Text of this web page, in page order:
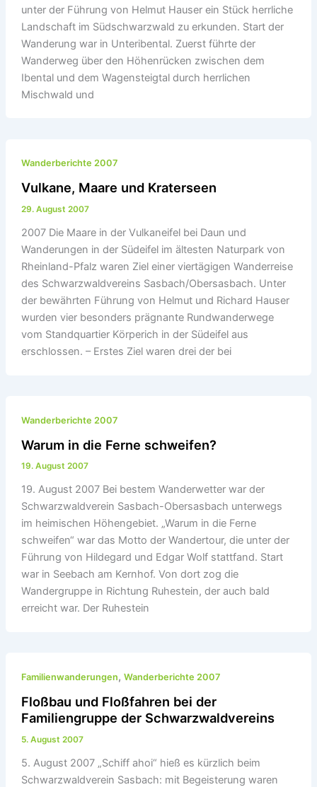
unter der Führung von Helmut Hauser ein Stück herrliche
Landschaft im Südschwarzwald zu erkunden. Start der
Wanderung war in Unteribental. Zuerst führte der
Wanderweg über den Höhenrücken zwischen dem
Ibental und dem Wagensteigtal durch herrlichen
Mischwald und
Wanderberichte 2007
Vulkane, Maare und Kraterseen
29. August 2007
2007 Die Maare in der Vulkaneifel bei Daun und
Wanderungen in der Südeifel im ältesten Naturpark von
Rheinland-Pfalz waren Ziel einer viertägigen Wanderreise
des Schwarzwaldvereins Sasbach/Obersasbach. Unter
der bewährten Führung von Helmut und Richard Hauser
wurden vier besonders prägnante Rundwanderwege
vom Standquartier Körperich in der Südeifel aus
erschlossen. – Erstes Ziel waren drei der bei
Wanderberichte 2007
Warum in die Ferne schweifen?
19. August 2007
19. August 2007 Bei bestem Wanderwetter war der
Schwarzwaldverein Sasbach-Obersasbach unterwegs
im heimischen Höhengebiet. „Warum in die Ferne
schweifen“ war das Motto der Wandertour, die unter der
Führung von Hildegard und Edgar Wolf stattfand. Start
war in Seebach am Kernhof. Von dort zog die
Wandergruppe in Richtung Ruhestein, der auch bald
erreicht war. Der Ruhestein
Familienwanderungen, Wanderberichte 2007
Floßbau und Floßfahren bei der
Familiengruppe der Schwarzwaldvereins
5. August 2007
5. August 2007 „Schiff ahoi“ hieß es kürzlich beim
Schwarzwaldverein Sasbach: mit Begeisterung waren